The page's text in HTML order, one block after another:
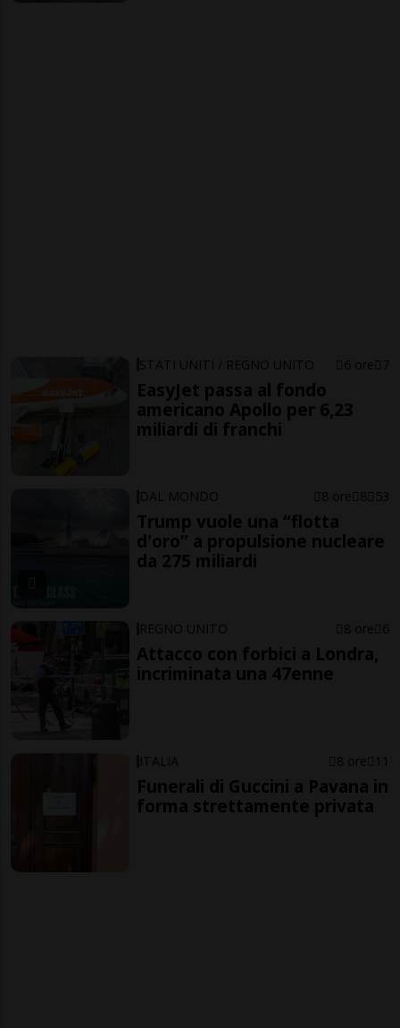
STATI UNITI / REGNO UNITO 6 ore 7
EasyJet passa al fondo
americano Apollo per 6,23
miliardi di franchi
DAL MONDO 8 ore 8 53
Trump vuole una “flotta
d'oro” a propulsione nucleare
da 275 miliardi
REGNO UNITO 8 ore 6
Attacco con forbici a Londra,
incriminata una 47enne
ITALIA 8 ore 11
Funerali di Guccini a Pavana in
forma strettamente privata